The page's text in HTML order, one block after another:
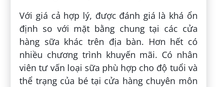
Với giá cả hợp lý, được đánh giá là khá ổn
định so với mặt bằng chung tại các cửa
hàng sữa khác trên địa bàn. Hơn hết có
nhiều chương trình khuyến mãi. Có nhân
viên tư vấn loại sữa phù hợp cho độ tuổi và
thể trạng của bé tại cửa hàng chuyên môn